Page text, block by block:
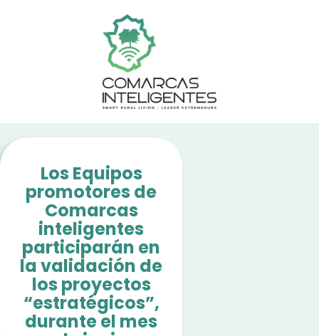
Los Equipos
promotores de
Comarcas
inteligentes
participarán en
la validación de
los proyectos
“estratégicos”,
durante el mes